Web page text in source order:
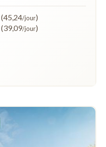
(45,24/jour)
(39,09/jour)